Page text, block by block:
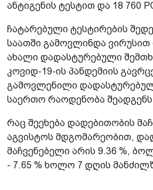
ანტიგენის ტესტით და 18 760
ჩატარებული ტესტირების
საათში გამოვლინდა ვირუსით
ახალი დადასტურებული
კოვიდ-19-ის პანდემიის
გამოვლენილი
საერთო რაოდენობა შეადგენს
რაც შეეხება დადებითობის
აგვისტოს მდგომარეობით,
მაჩვენებელი არის 9.36 %,
- 7.65 % ხოლო 7 დღის